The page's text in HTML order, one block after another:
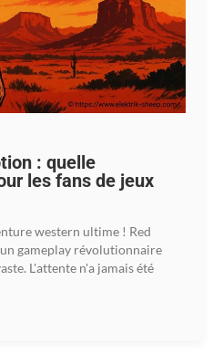
: quelle
les fans de jeux
western ultime ! Red
gameplay révolutionnaire
L'attente n'a jamais été